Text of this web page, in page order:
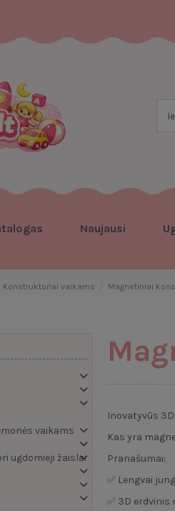
Naujausi
Konstruktoriai vaikams Magnetiniai
Inovatyvūs
Kas yra
Pranašumai:
✅ Lengvai
✅ 3D
vaikams
ugdomieji žaislai